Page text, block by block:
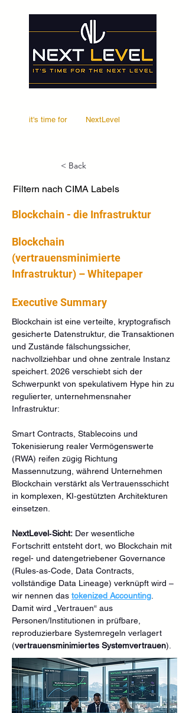
it's time for NextLevel
< Back
Filtern nach CIMA Labels
Blockchain - die Infrastruktur
Blockchain
(vertrauensminimierte
Infrastruktur) – Whitepaper
Executive Summary
Blockchain ist eine verteilte, kryptografisch
gesicherte Datenstruktur, die Transaktionen
und Zustände fälschungssicher,
nachvollziehbar und ohne zentrale Instanz
speichert. 2026 verschiebt sich der
Schwerpunkt von spekulativem Hype hin zu
regulierter, unternehmensnaher
Infrastruktur:
Smart Contracts, Stablecoins und
Tokenisierung realer Vermögenswerte
(RWA) reifen zügig Richtung
Massennutzung, während Unternehmen
Blockchain verstärkt als Vertrauensschicht
in komplexen, KI‑gestützten Architekturen
einsetzen.
NextLevel‑Sicht: Der wesentliche
Fortschritt entsteht dort, wo Blockchain mit
regel- und datengetriebener Governance
(Rules‑as‑Code, Data Contracts,
vollständige Data Lineage) verknüpft wird –
wir nennen das tokenized Accounting
Damit wird „Vertrauen“ aus
Personen/Institutionen in prüfbare,
reproduzierbare Systemregeln verlagert
(vertrauensminimiertes Systemvertrauen).